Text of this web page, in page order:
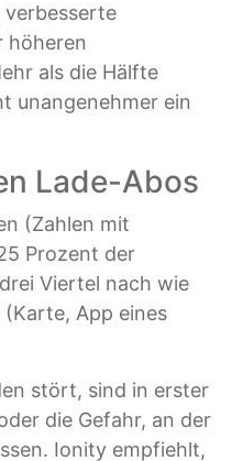
verbesserte
höheren
als die Hälfte
unangenehmer ein
Lade-Abos
(Zahlen mit
Prozent der
Viertel nach wie
App eines
stört, sind in erster
die Gefahr, an der
Ionity empfiehlt,